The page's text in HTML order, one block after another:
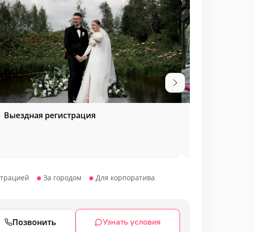
Выездная регистрация
За городом Для корпоратива
Позвонить Узнать условия